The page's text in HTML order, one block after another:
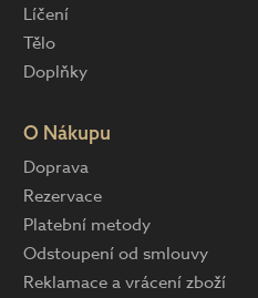
Líčení
Tělo
Doplňky
O Nákupu
Doprava
Rezervace
Platební metody
Odstoupení od smlouvy
Reklamace a vrácení zboží